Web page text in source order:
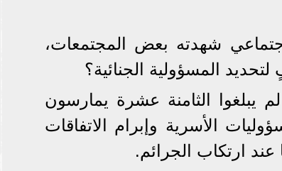
شهدته بعض المجتمعات،
المسؤولية الجنائية؟
يبلغوا الثامنة عشرة يمارسون
الأسرية وإبرام الاتفاقات
عند ارتكاب الجرائم.